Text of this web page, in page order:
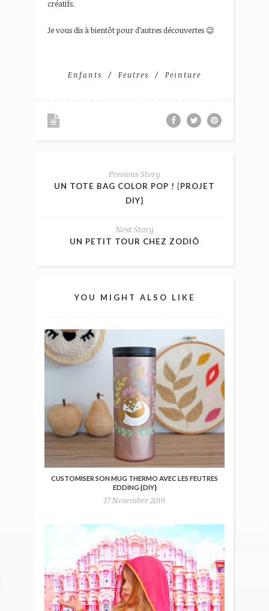
créatifs.
Je vous dis à bientôt pour d’autres découvertes 😉
Enfants Feutres Peinture
Previous Story
UN TOTE BAG COLOR POP ! {PROJET
DIY}
Next Story
UN PETIT TOUR CHEZ ZODIÔ
YOU MIGHT ALSO LIKE
CUSTOMISER SON MUG THERMO AVEC LES FEUTRES
EDDING {DIY}
17 Novembre 2019